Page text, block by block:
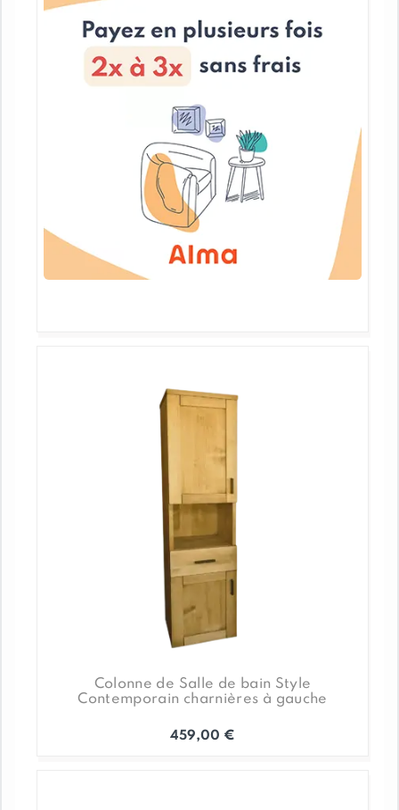
Colonne de Salle de bain Style
Contemporain charnières à gauche
459,00 €